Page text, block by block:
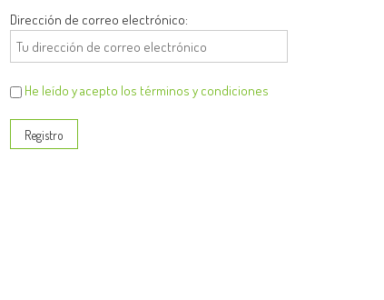
Dirección de correo electrónico:
He leído y acepto los términos y condiciones